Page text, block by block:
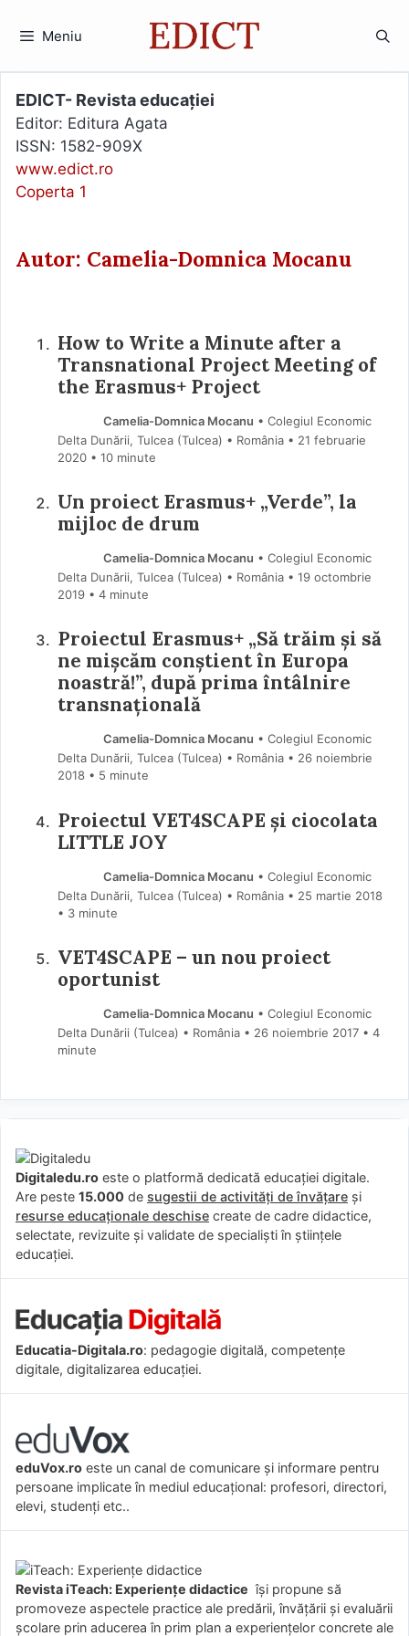
Meniu
EDICT- Revista educației
Editor: Editura Agata
ISSN: 1582-909X
www.edict.ro
Coperta 1
Autor: Camelia-Domnica Mocanu
How to Write a Minute after a
Transnational Project Meeting of
the Erasmus+ Project
Camelia-Domnica Mocanu • Colegiul Economic
Delta Dunării, Tulcea (Tulcea) • România
21 februarie
2020 • 10 minute
Un proiect Erasmus+ „Verde”, la
mijloc de drum
Camelia-Domnica Mocanu • Colegiul Economic
Delta Dunării, Tulcea (Tulcea) • România
19 octombrie
2019 • 4 minute
Proiectul Erasmus+ „Să trăim și să
ne mișcăm conștient în Europa
noastră!”, după prima întâlnire
transnațională
Camelia-Domnica Mocanu • Colegiul Economic
Delta Dunării, Tulcea (Tulcea) • România
26 noiembrie
2018 • 5 minute
Proiectul VET4SCAPE și ciocolata
LITTLE JOY
Camelia-Domnica Mocanu • Colegiul Economic
Delta Dunării, Tulcea (Tulcea) • România
25 martie 2018
• 3 minute
VET4SCAPE – un nou proiect
oportunist
Camelia-Domnica Mocanu • Colegiul Economic
Delta Dunării (Tulcea) • România
26 noiembrie 2017 • 4
minute
Digitaledu.ro este o platformă dedicată educației digitale.
Are peste 15.000 de sugestii de activități de învățare și
resurse educaționale deschise create de cadre didactice,
selectate, revizuite și validate de specialiști în științele
educației.
Educatia-Digitala.ro: pedagogie digitală, competențe
digitale, digitalizarea educației.
eduVox.ro este un canal de comunicare și informare pentru
persoane implicate în mediul educațional: profesori, directori,
elevi, studenți etc..
Revista iTeach: Experienţe didactice îşi propune să
promoveze aspectele practice ale predării, învăţării şi evaluării
şcolare prin aducerea în prim plan a experienţelor concrete ale